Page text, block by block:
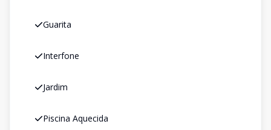
Guarita
Interfone
Jardim
Piscina Aquecida